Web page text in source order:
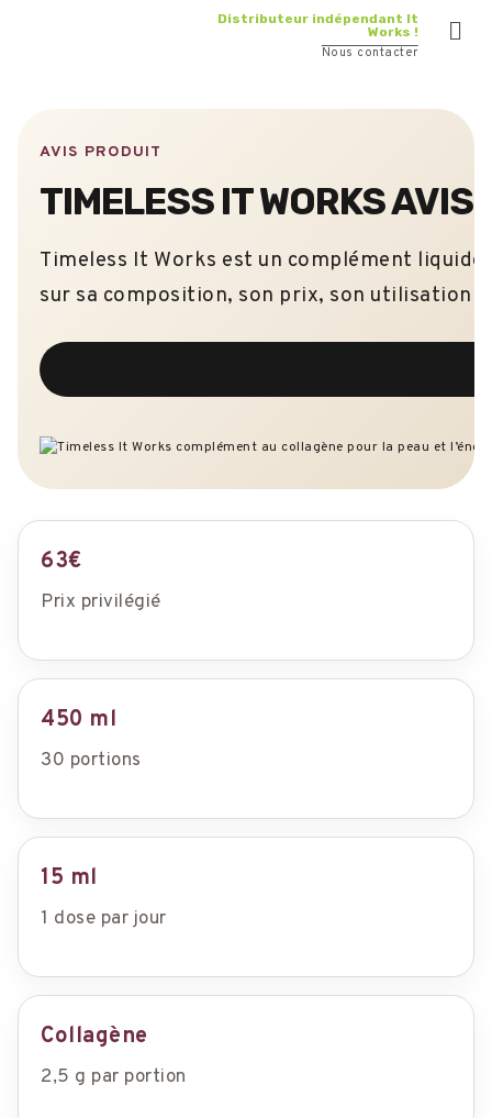
Distributeur indépendant It
Works !
Nous contacter
AVIS PRODUIT
TIMELESS IT WORKS
Timeless It Works est un complément
sur sa composition, son prix, son utilisation
63€
Prix privilégié
450 ml
30 portions
15 ml
1 dose par jour
Collagène
2,5 g par portion